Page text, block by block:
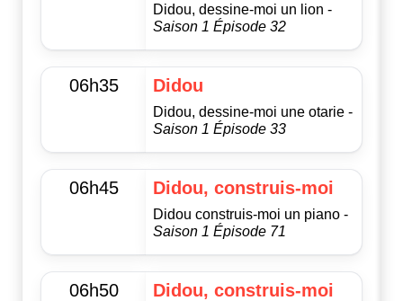
Didou, dessine-moi un lion -
Saison 1 Épisode 32
06h35 Didou
Didou, dessine-moi une otarie -
Saison 1 Épisode 33
06h45 Didou, construis-moi
Didou construis-moi un piano -
Saison 1 Épisode 71
06h50 Didou, construis-moi